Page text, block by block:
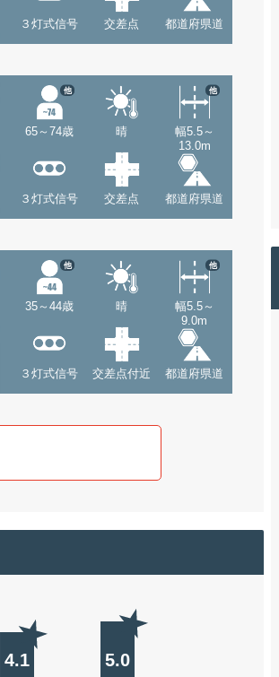
３灯式信号 交差点 都道府県道
65～74歳
他
晴
幅5.5～
13.0m
他
３灯式信号 交差点 都道府県道
35～44歳
他
晴
幅5.5～
9.0m
他
３灯式信号 交差点付近 都道府県道
4.1 5.0